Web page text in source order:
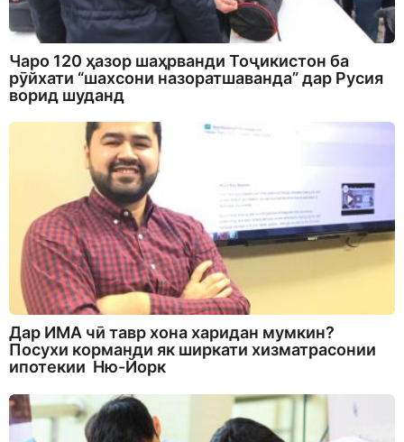
Чаро 120 ҳазор шаҳрванди Тоҷикистон ба
рӯйхати “шахсони назоратшаванда” дар Русия
ворид шуданд
Дар ИМА чӣ тавр хона харидан мумкин?
Посухи корманди як ширкати хизматрасонии
ипотекии Ню-Йорк